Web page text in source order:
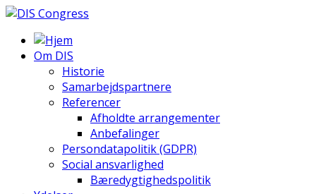
Om DIS
Historie
Samarbejdspartnere
Referencer
Afholdte arrangementer
Anbefalinger
Persondatapolitik (GDPR)
Social ansvarlighed
Bæredygtighedspolitik